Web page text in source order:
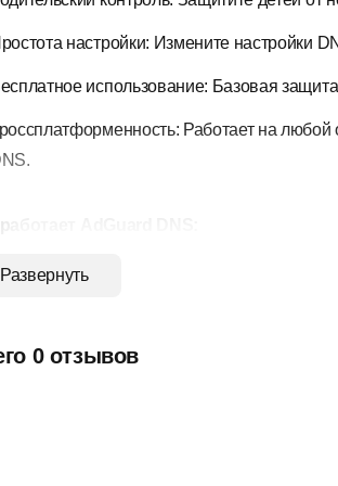
настройки: Измените настройки
использование: Базовая
Работает на
AdGuard DNS:
вы заходите на веб-сайт, ваш
Развернуть
0 отзывов